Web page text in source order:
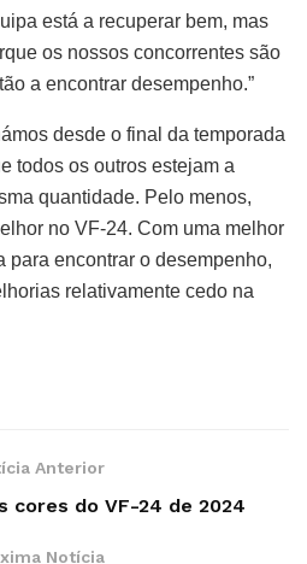
está a recuperar bem, mas
os nossos concorrentes são
a encontrar desempenho.”
desde o final da temporada
todos os outros estejam a
quantidade. Pelo menos,
no VF-24. Com uma melhor
para encontrar o desempenho,
relativamente cedo na
Anterior
cores do VF-24 de 2024
Notícia